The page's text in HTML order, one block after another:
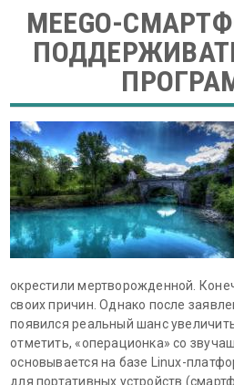
MEEGO-
ПОДДЕРЖИВАТЬ
окрестили мертворожденной.
своих причин. Однако после
появился реальный шанс
отметить, «операционка» со
основывается на базе Linux-
для портативных устройств